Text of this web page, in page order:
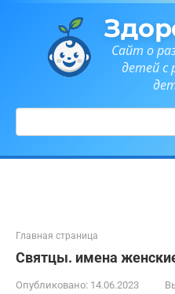
Сайт о
детей с
Поиск:
Главная страница
Святцы. имена
Опубликовано: 14.06.2023